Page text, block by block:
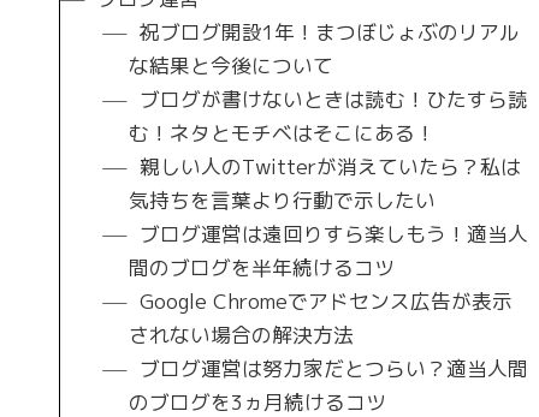
祝ブログ開設1年！まつぼじょぶのリアル
な結果と今後について
ブログが書けないときは読む！ひたすら読
む！ネタとモチベはそこにある！
親しい人のTwitterが消えていたら？私は
気持ちを言葉より行動で示したい
ブログ運営は遠回りすら楽しもう！適当人
間のブログを半年続けるコツ
Google Chromeでアドセンス広告が表示
されない場合の解決方法
ブログ運営は努力家だとつらい？適当人間
のブログを3ヵ月続けるコツ